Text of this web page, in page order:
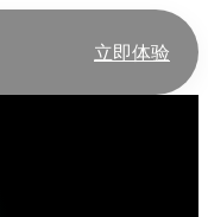
立即体验